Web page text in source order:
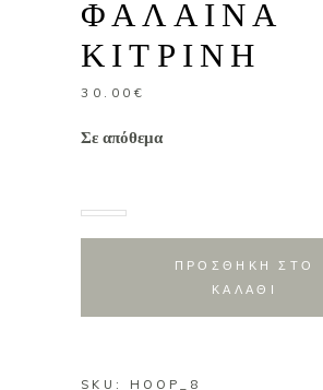
ΦΑΛΑΙΝΑ
ΚΙΤΡΙΝΗ
30.00 €
Σε απόθεμα
ΠΡΟΣΘΗΚΗ ΣΤΟ
ΚΑΛΑΘΙ
SKU: HOOP_8